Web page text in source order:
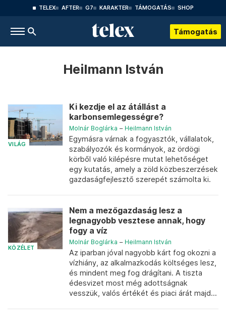
TELEX AFTER G7 KARAKTER TÁMOGATÁS SHOP
Támogatás
Heilmann István
VILÁG
Ki kezdje el az átállást a
karbonsemlegességre?
Molnár Boglárka – Heilmann István
Egymásra várnak a fogyasztók, vállalatok,
szabályozók és kormányok, az ördögi
körből való kilépésre mutat lehetőséget
egy kutatás, amely a zöld közbeszerzések
gazdaságfejlesztő szerepét számolta ki.
KÖZÉLET
Nem a mezőgazdaság lesz a
legnagyobb vesztese annak, hogy
fogy a víz
Molnár Boglárka – Heilmann István
Az iparban jóval nagyobb kárt fog okozni a
vízhiány, az alkalmazkodás költséges lesz,
és mindent meg fog drágítani. A tiszta
édesvizet most még adottságnak
vesszük, valós értékét és piaci árát majd...